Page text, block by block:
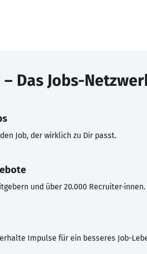
– Das Jobs-
Job, der wirklich zu Dir passt.
und über 20.000 Recruiter·innen.
Impulse für ein besseres Job-